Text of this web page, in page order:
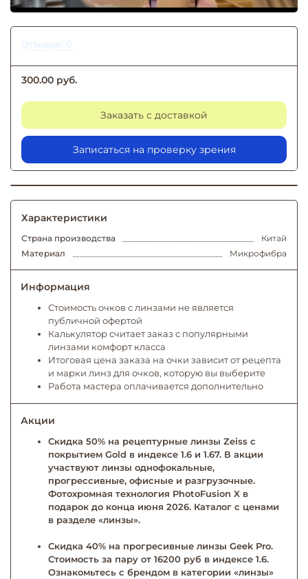
Отзывов: 0
300.00 руб.
Заказать с доставкой
Записаться на проверку зрения
Характеристики
Страна производства
Китай
Материал
Микрофибра
Информация
Стоимость очков с линзами не является
публичной офертой
Калькулятор считает заказ с популярными
линзами комфорт класса
Итоговая цена заказа на очки зависит от рецепта
и марки линз для очков, которую вы выберите
Работа мастера оплачивается дополнительно
Акции
Скидка 50% на рецептурные линзы Zeiss с
покрытием Gold в индексе 1.6 и 1.67. В акции
участвуют линзы однофокальные,
прогрессивные, офисные и разгрузочные.
Фотохромная технология PhotoFusion X в
подарок до конца июня 2026. Каталог с ценами
в разделе «линзы».
Скидка 40% на прогресивные линзы Geek Pro.
Стоимость за пару от 16200 руб в индексе 1.6.
Ознакомьтесь с брендом в категории «линзы»